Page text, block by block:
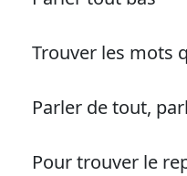
Trouver les mots
Parler de tout,
Pour trouver le